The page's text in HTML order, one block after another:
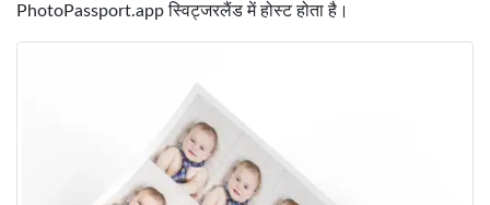
PhotoPassport.app स्विट्जरलैंड में होस्ट होता है।